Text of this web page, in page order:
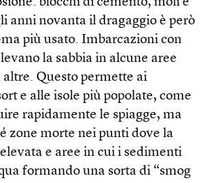
anni novanta il dragaggio è però
più usato. Imbarcazioni con
la sabbia in alcune aree
Questo permette ai
e alle isole più popolate, come
rapidamente le spiagge, ma
zone morte nei punti dove la
e aree in cui i sedimenti
formando una sorta di “smog